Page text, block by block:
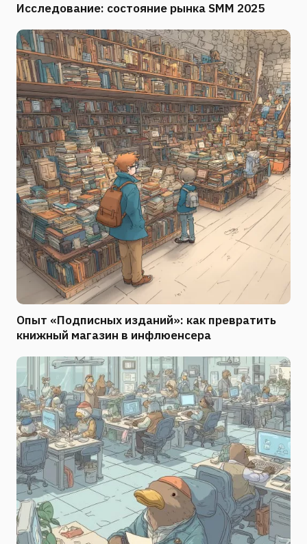
Исследование: состояние рынка SMM 2025
Опыт «Подписных изданий»: как превратить
книжный магазин в инфлюенсера